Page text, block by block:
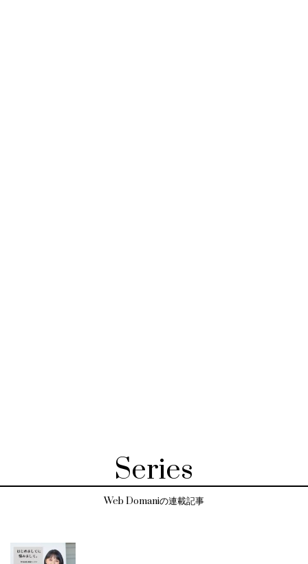
Series
Web Domaniの連載記事